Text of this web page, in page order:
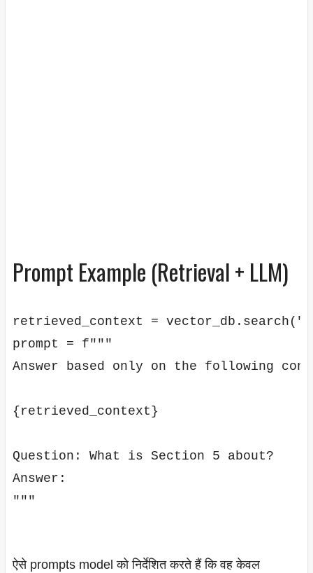
Prompt Example (Retrieval + LLM)
retrieved_context =
prompt = f"""
Answer based only on the following
{retrieved_context}
Question: What is Section 5 about?
Answer:
"""
ऐसे prompts model को निर्देशित करते हैं कि वह केवल